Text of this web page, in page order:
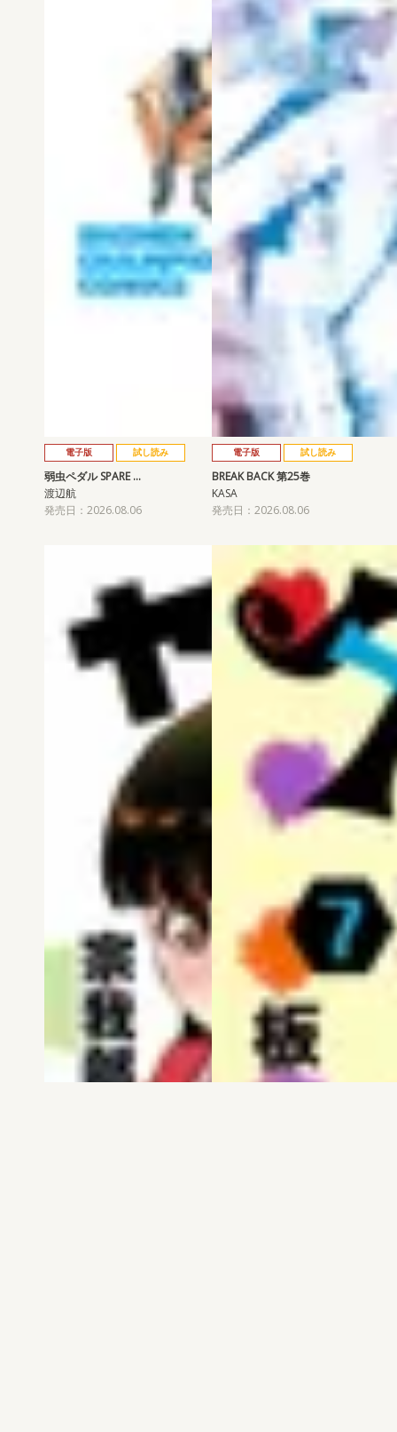
電子版 試し読み
弱虫ペダル SPARE …
渡辺航
発売日：2026.08.06
電子版 試し読み
BREAK BACK 第25巻
KASA
発売日：2026.08.06